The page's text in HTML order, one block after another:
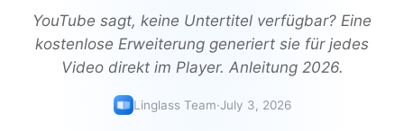
YouTube sagt, keine Untertitel verfügbar? Eine
kostenlose Erweiterung generiert sie für jedes
Video direkt im Player. Anleitung 2026.
Linglass Team·July 3, 2026